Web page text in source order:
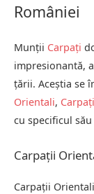
României
Munții Carpați
impresionantă,
țării. Aceștia se
Orientali,
cu specificul
Carpații
Carpații